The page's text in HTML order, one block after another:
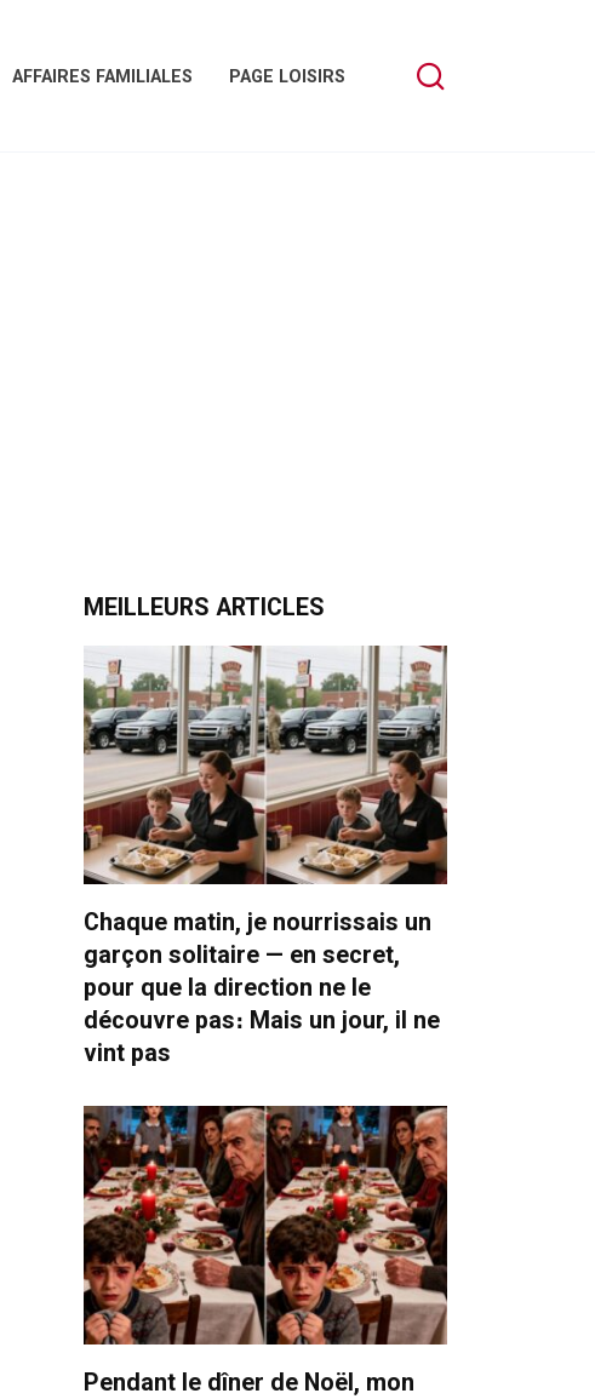
AFFAIRES FAMILIALES PAGE LOISIRS
MEILLEURS ARTICLES
Chaque matin, je nourrissais un
garçon solitaire — en secret,
pour que la direction ne le
découvre pas։ Mais un jour, il ne
vint pas
Pendant le dîner de Noël, mon